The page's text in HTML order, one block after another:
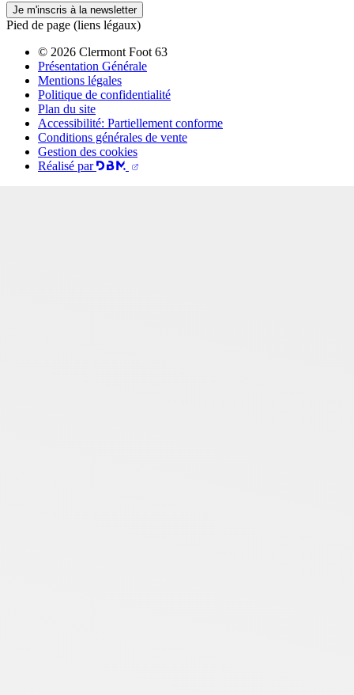
Je m'inscris à la newsletter
Pied de page (liens légaux)
© 2026 Clermont Foot 63
Présentation Générale
Mentions légales
Politique de confidentialité
Plan du site
Accessibilité: Partiellement conforme
Conditions générales de vente
Gestion des cookies
Réalisé par